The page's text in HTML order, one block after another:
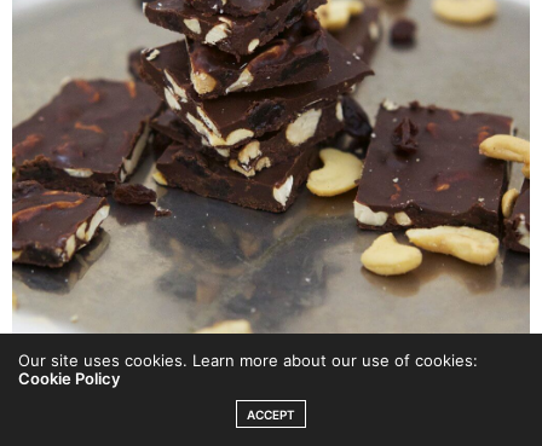
Our site uses cookies. Learn more about our use of cookies:
Cookie Policy
ACCEPT